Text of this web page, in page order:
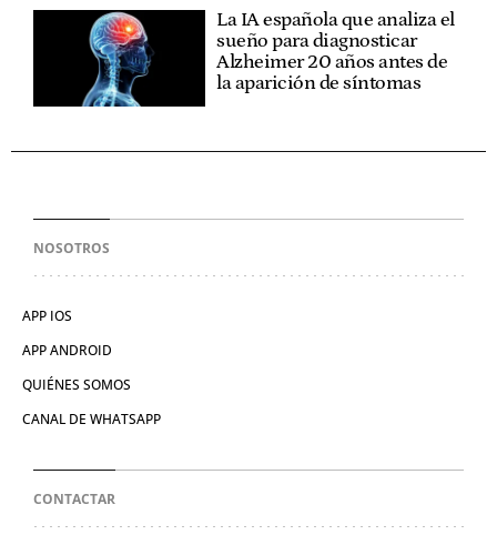
La IA española que analiza el
sueño para diagnosticar
Alzheimer 20 años antes de
la aparición de síntomas
NOSOTROS
APP IOS
APP ANDROID
QUIÉNES SOMOS
CANAL DE WHATSAPP
CONTACTAR